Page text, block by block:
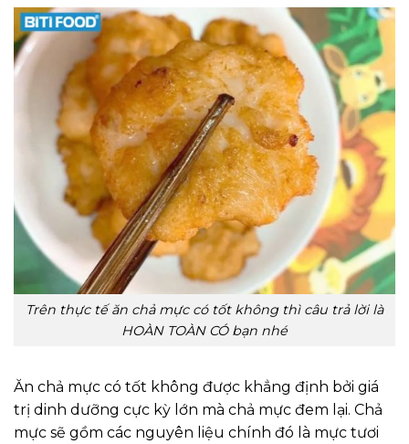
Trên thực tế ăn chả mực có tốt không thì câu trả lời là
HOÀN TOÀN CÓ bạn nhé
Ăn chả mực có tốt không được khẳng định bởi giá
trị dinh dưỡng cực kỳ lớn mà chả mực đem lại. Chả
mực sẽ gồm các nguyên liệu chính đó là mực tươi